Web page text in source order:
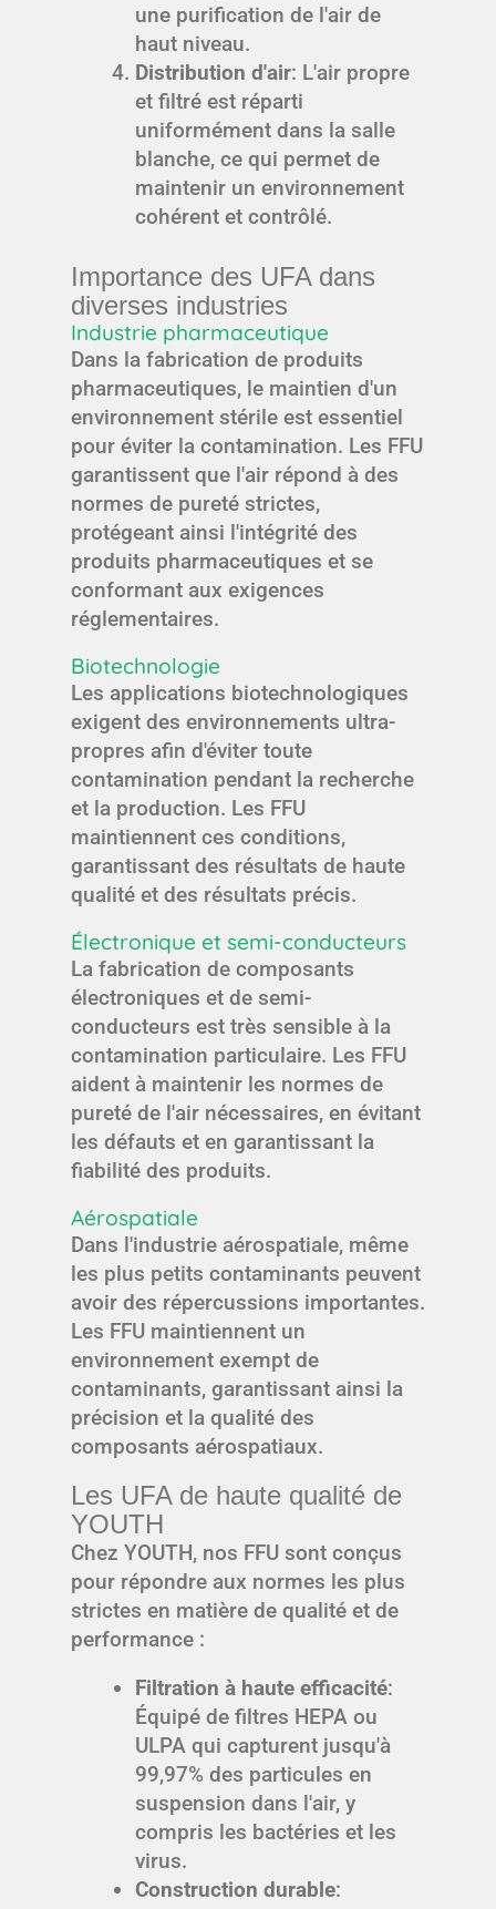
une purification de l'air de
haut niveau.
Distribution d'air: L'air propre
et filtré est réparti
uniformément dans la salle
blanche, ce qui permet de
maintenir un environnement
cohérent et contrôlé.
Importance des UFA dans
diverses industries
Industrie pharmaceutique
Dans la fabrication de produits
pharmaceutiques, le maintien d'un
environnement stérile est essentiel
pour éviter la contamination. Les FFU
garantissent que l'air répond à des
normes de pureté strictes,
protégeant ainsi l'intégrité des
produits pharmaceutiques et se
conformant aux exigences
réglementaires.
Biotechnologie
Les applications biotechnologiques
exigent des environnements ultra-
propres afin d'éviter toute
contamination pendant la recherche
et la production. Les FFU
maintiennent ces conditions,
garantissant des résultats de haute
qualité et des résultats précis.
Électronique et semi-conducteurs
La fabrication de composants
électroniques et de semi-
conducteurs est très sensible à la
contamination particulaire. Les FFU
aident à maintenir les normes de
pureté de l'air nécessaires, en évitant
les défauts et en garantissant la
fiabilité des produits.
Aérospatiale
Dans l'industrie aérospatiale, même
les plus petits contaminants peuvent
avoir des répercussions importantes.
Les FFU maintiennent un
environnement exempt de
contaminants, garantissant ainsi la
précision et la qualité des
composants aérospatiaux.
Les UFA de haute qualité de
YOUTH
Chez YOUTH, nos FFU sont conçus
pour répondre aux normes les plus
strictes en matière de qualité et de
performance :
Filtration à haute efficacité:
Équipé de filtres HEPA ou
ULPA qui capturent jusqu'à
99,97% des particules en
suspension dans l'air, y
compris les bactéries et les
virus.
Construction durable: